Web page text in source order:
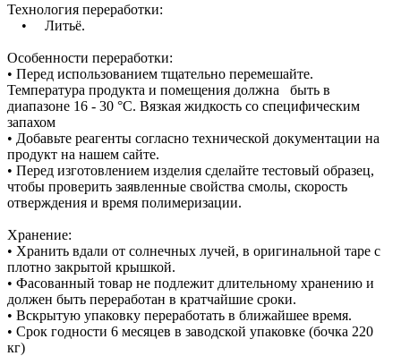
Технология переработки:
• Литьё.
Особенности переработки:
• Перед использованием тщательно перемешайте.
Температура продукта и помещения должна быть в
диапазоне 16 - 30 °C. Вязкая жидкость со специфическим
запахом
• Добавьте реагенты согласно технической документации на
продукт на нашем сайте.
• Перед изготовлением изделия сделайте тестовый образец,
чтобы проверить заявленные свойства смолы, скорость
отверждения и время полимеризации.
Хранение:
• Хранить вдали от солнечных лучей, в оригинальной таре с
плотно закрытой крышкой.
• Фасованный товар не подлежит длительному хранению и
должен быть переработан в кратчайшие сроки.
• Вскрытую упаковку переработать в ближайшее время.
• Срок годности 6 месяцев в заводской упаковке (бочка 220
кг)